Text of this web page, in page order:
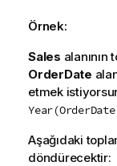
Örnek:
Sales alanının
OrderDate
etmek
Aşağıdaki
döndürecektir: